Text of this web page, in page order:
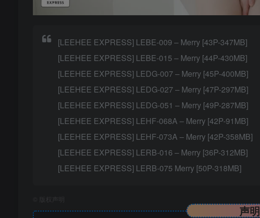
[LEEHEE EXPRESS] LEBE-009 – Merry [43P-347MB]
[LEEHEE EXPRESS] LEBE-015 – Merry [44P-430MB]
[LEEHEE EXPRESS] LEDG-007 – Merry [45P-400MB]
[LEEHEE EXPRESS] LEDG-027 – Merry [47P-297MB]
[LEEHEE EXPRESS] LEDG-051 – Merry [49P-287MB]
[LEEHEE EXPRESS] LEHF-068A – Merry [42P-91MB]
[LEEHEE EXPRESS] LEHF-073A – Merry [42P-358MB]
[LEEHEE EXPRESS] LERB-016 – Merry [36P-312MB]
[LEEHEE EXPRESS] LERB-075 Merry [50P-318MB]
版权声明
声明